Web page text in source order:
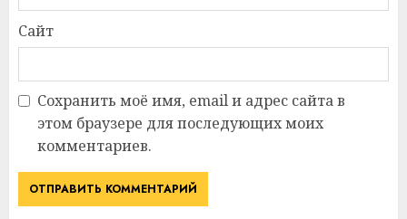
Сайт
Сохранить моё имя, email и адрес сайта в
этом браузере для последующих моих
комментариев.